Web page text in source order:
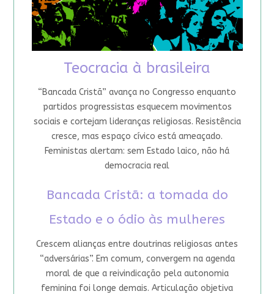
Teocracia à brasileira
“Bancada Cristã” avança no Congresso enquanto
partidos progressistas esquecem movimentos
sociais e cortejam lideranças religiosas. Resistência
cresce, mas espaço cívico está ameaçado.
Feministas alertam: sem Estado laico, não há
democracia real
Bancada Cristã: a tomada do
Estado e o ódio às mulheres
Crescem alianças entre doutrinas religiosas antes
“adversárias”. Em comum, convergem na agenda
moral de que a reivindicação pela autonomia
feminina foi longe demais. Articulação objetiva